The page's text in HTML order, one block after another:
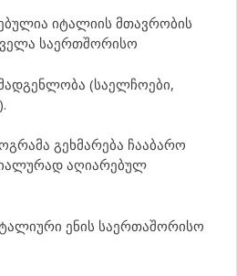
იტალიის მთავრობის
საერთშორისო
(საელჩოები,
გეხმარება ჩააბარო
აღიარებულ
ენის საერთაშორისო